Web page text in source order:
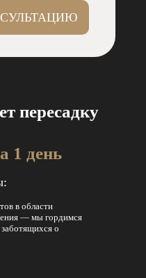
пересадку
1 день
в области
— мы гордимся
о